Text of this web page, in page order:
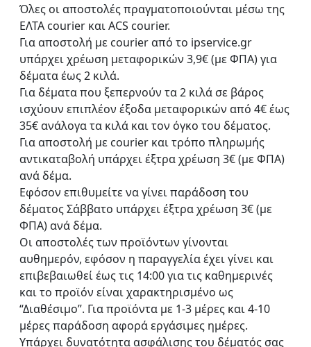
Όλες οι αποστολές πραγματοποιούνται μέσω της
ΕΛΤΑ courier και ACS courier.
Για αποστολή με courier από το ipservice.gr
υπάρχει χρέωση μεταφορικών 3,9€ (με ΦΠΑ) για
δέματα έως 2 κιλά.
Για δέματα που ξεπερνούν τα 2 κιλά σε βάρος
ισχύουν επιπλέον έξοδα μεταφορικών από 4€ έως
35€ ανάλογα τα κιλά και τον όγκο του δέματος.
Για αποστολή με courier και τρόπο πληρωμής
αντικαταβολή υπάρχει έξτρα χρέωση 3€ (με ΦΠΑ)
ανά δέμα.
Εφόσον επιθυμείτε να γίνει παράδοση του
δέματος Σάββατο υπάρχει έξτρα χρέωση 3€ (με
ΦΠΑ) ανά δέμα.
Οι αποστολές των προϊόντων γίνονται
αυθημερόν, εφόσον η παραγγελία έχει γίνει και
επιβεβαιωθεί έως τις 14:00 για τις καθημερινές
και το προϊόν είναι χαρακτηρισμένο ως
“Διαθέσιμο”. Για προϊόντα με 1-3 μέρες και 4-10
μέρες παράδοση αφορά εργάσιμες ημέρες.
Υπάρχει δυνατότητα ασφάλισης του δέματός σας